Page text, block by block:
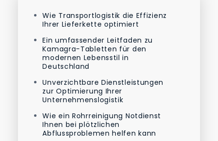
Wie Transportlogistik die Effizienz
Ihrer Lieferkette optimiert
Ein umfassender Leitfaden zu
Kamagra-Tabletten für den
modernen Lebensstil in
Deutschland
Unverzichtbare Dienstleistungen
zur Optimierung Ihrer
Unternehmenslogistik
Wie ein Rohrreinigung Notdienst
Ihnen bei plötzlichen
Abflussproblemen helfen kann